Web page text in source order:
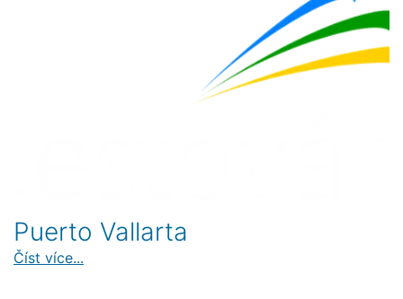
Puerto Vallarta
Číst více...